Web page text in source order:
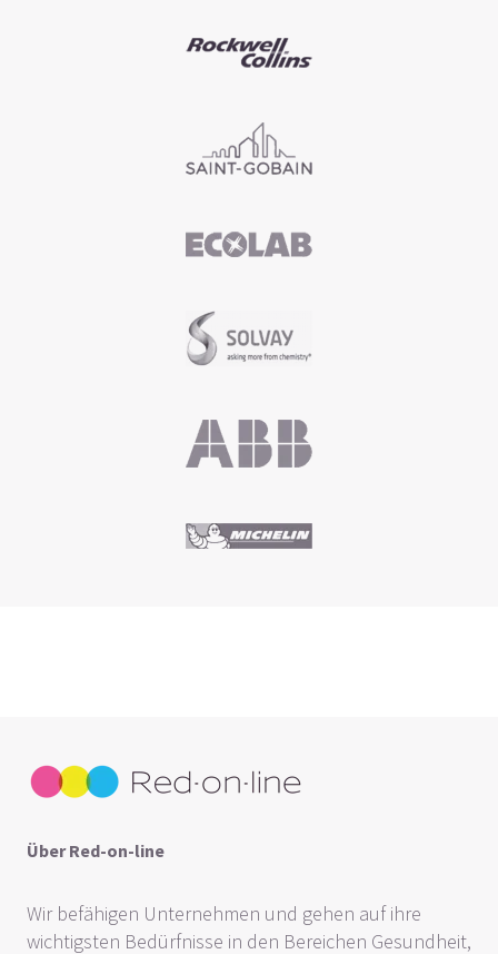
Über Red-on-line
Wir befähigen Unternehmen und gehen auf ihre
wichtigsten Bedürfnisse in den Bereichen Gesundheit,